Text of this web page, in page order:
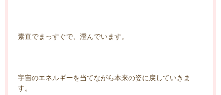
素直でまっすぐで、澄んでいます。
宇宙のエネルギーを当てながら本来の姿に戻していきま
す。